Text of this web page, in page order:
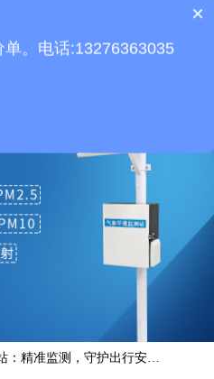
监测，守护出行安全与环境质量
产品包含安装吗？
×
。电话:13276363035